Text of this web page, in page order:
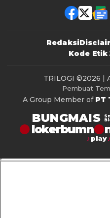
Redaksi
Kode
TRILOGI ©2026 |
Pembuat
A Group Member of PT
BUNGMAIS
lokerbumn
play